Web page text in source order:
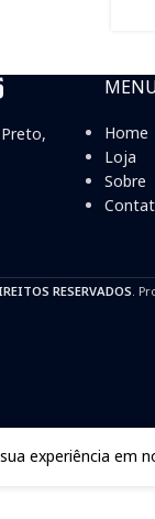
Home
Loja
Sobre
RESERVADOS .
experiência em